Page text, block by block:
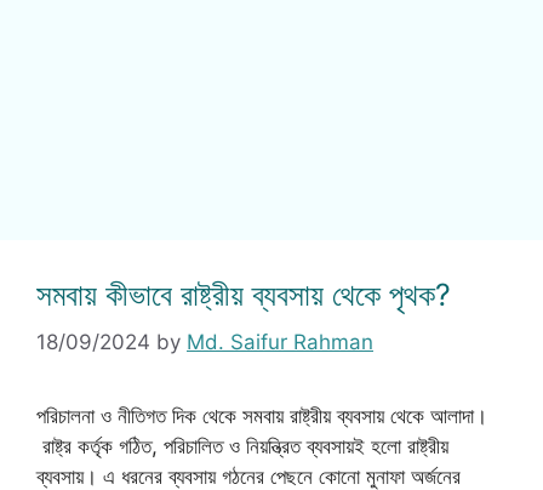
সমবায় কীভাবে রাষ্ট্রীয় ব্যবসায় থেকে পৃথক?
18/09/2024 by Md. Saifur Rahman
পরিচালনা ও নীতিগত দিক থেকে সমবায় রাষ্ট্রীয় ব্যবসায় থেকে আলাদা।
রাষ্ট্র কর্তৃক গঠিত, পরিচালিত ও নিয়ন্ত্রিত ব্যবসায়ই হলো রাষ্ট্রীয়
ব্যবসায়। এ ধরনের ব্যবসায় গঠনের পেছনে কোনো মুনাফা অর্জনের